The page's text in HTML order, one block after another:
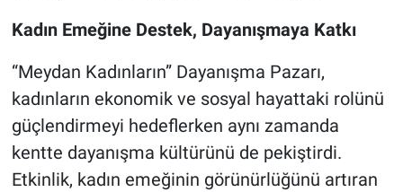
Kadın Emeğine Destek, Dayanışmaya Katkı
“Meydan Kadınların” Dayanışma Pazarı,
kadınların ekonomik ve sosyal hayattaki rolünü
güçlendirmeyi hedeflerken aynı zamanda
kentte dayanışma kültürünü de pekiştirdi.
Etkinlik, kadın emeğinin görünürlüğünü artıran